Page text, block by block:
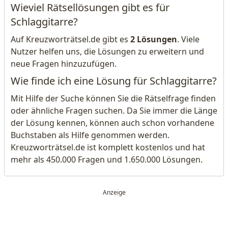
Wieviel Rätsellösungen gibt es für
Schlaggitarre?
Auf Kreuzworträtsel.de gibt es 2 Lösungen. Viele
Nutzer helfen uns, die Lösungen zu erweitern und
neue Fragen hinzuzufügen.
Wie finde ich eine Lösung für Schlaggitarre?
Mit Hilfe der Suche können Sie die Rätselfrage finden
oder ähnliche Fragen suchen. Da Sie immer die Länge
der Lösung kennen, können auch schon vorhandene
Buchstaben als Hilfe genommen werden.
Kreuzworträtsel.de ist komplett kostenlos und hat
mehr als 450.000 Fragen und 1.650.000 Lösungen.